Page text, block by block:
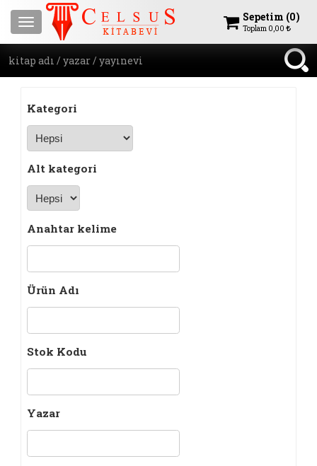
Menu Sepetim (0)
Toplam 0,00
Kategori
Alt kategori
Anahtar kelime
Ürün Adı
Stok Kodu
Yazar